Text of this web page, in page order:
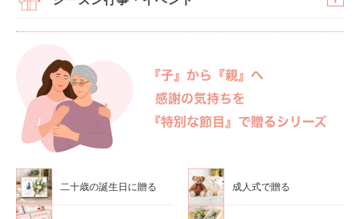
二十歳の誕生日に贈る 成人式で贈る